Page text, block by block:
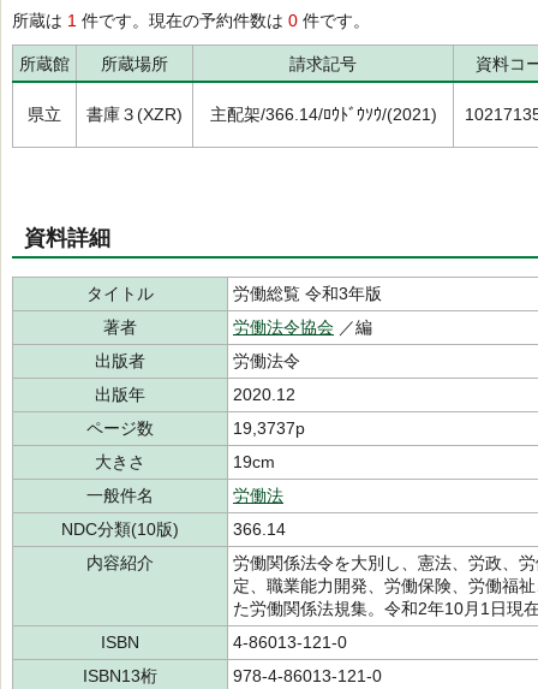
所蔵は 1 件です。現在の予約件数は 0 件です。
所蔵館 所蔵場所 請求記号 資料コ
県立 書庫３(XZR) 主配架/366.14/ﾛｳﾄﾞｳｿｳ/(2021)
資料詳細
タイトル
労働総覧 令和3年版
著者
労働法令協会 ／編
出版者
労働法令
出版年
2020.12
ページ数
19,3737p
大きさ
19cm
一般件名
労働法
NDC分類(10版)
366.14
内容紹介
労働関係法令を大別し、憲法、労政、
定、職業能力開発、労働保険、労働福
た労働関係法規集。令和2年10月1日現
ISBN
4-86013-121-0
ISBN13桁
978-4-86013-121-0